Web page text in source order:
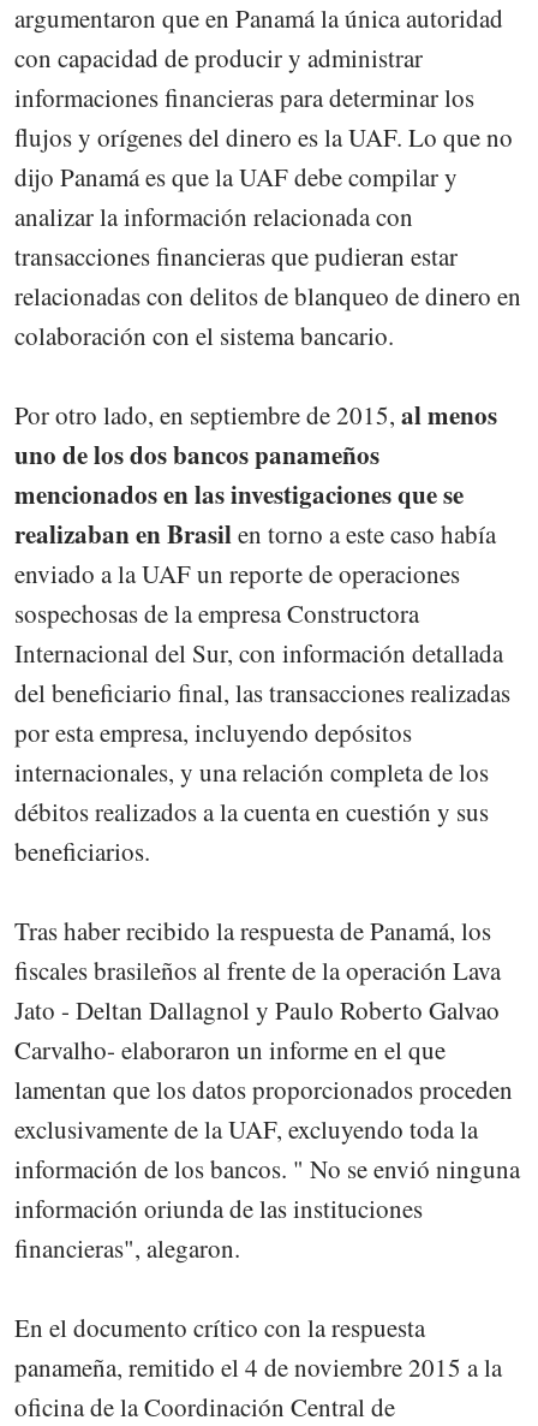
argumentaron que en Panamá la única autoridad
con capacidad de producir y administrar
informaciones financieras para determinar los
flujos y orígenes del dinero es la UAF. Lo que no
dijo Panamá es que la UAF debe compilar y
analizar la información relacionada con
transacciones financieras que pudieran estar
relacionadas con delitos de blanqueo de dinero en
colaboración con el sistema bancario.
Por otro lado, en septiembre de 2015, al menos
uno de los dos bancos panameños
mencionados en las investigaciones que se
realizaban en Brasilen torno a este caso había
enviado a la UAF un reporte de operaciones
sospechosas de la empresa Constructora
Internacional del Sur, con información detallada
del beneficiario final, las transacciones realizadas
por esta empresa, incluyendo depósitos
internacionales, y una relación completa de los
débitos realizados a la cuenta en cuestión y sus
beneficiarios.
Tras haber recibido la respuesta de Panamá, los
fiscales brasileños al frente de la operación Lava
Jato - Deltan Dallagnol y Paulo Roberto Galvao
Carvalho- elaboraron un informe en el que
lamentan que los datos proporcionados proceden
exclusivamente de la UAF, excluyendo toda la
información de los bancos. " No se envió ninguna
información oriunda de las instituciones
financieras", alegaron.
En el documento crítico con la respuesta
panameña, remitido el 4 de noviembre 2015 a la
oficina de la Coordinación Central de